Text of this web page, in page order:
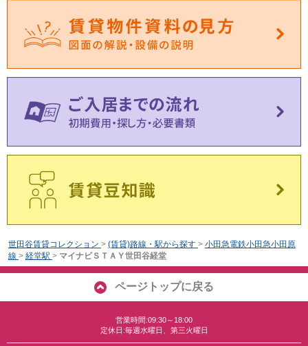
世田谷賃貸コレクション > (賃貸)路線・駅から探す > 小田急電鉄小田急小田原
線 > 経堂駅 > マイナビＳＴＡＹ世田谷経堂
ページトップに戻る
営業時間:09:30～18:00
定休日:毎週水曜日、第三火曜日